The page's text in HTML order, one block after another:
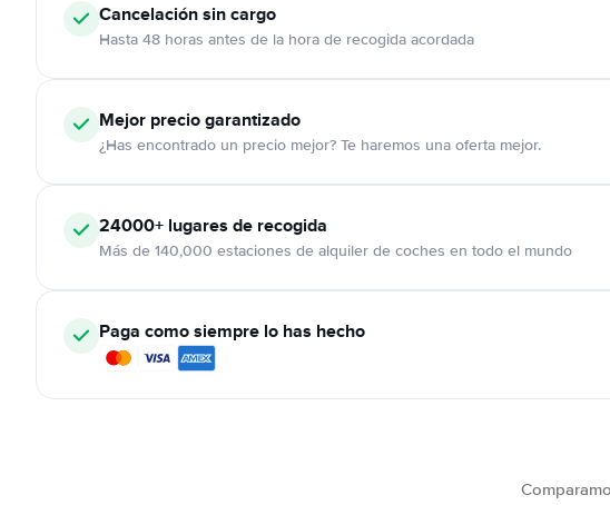
Cancelaciónsin cargo
Hasta 48 horas antes de la hora de recogida acordada
Mejor precio garantizado
¿Has encontrado un precio mejor? Te haremos una oferta mejor.
24000+ lugares de recogida
Más de 140,000 estaciones de alquiler de coches en todo el mundo
Paga como siempre lo has hecho